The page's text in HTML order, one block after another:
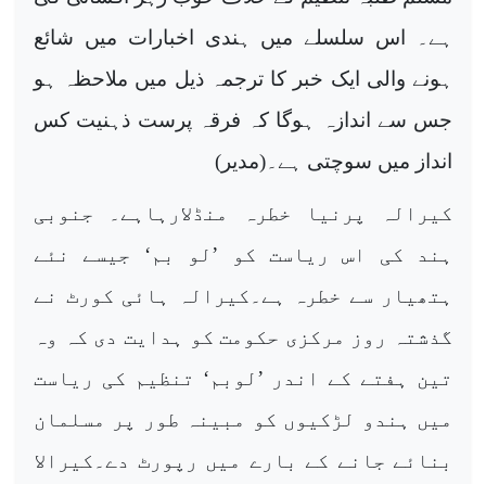
ہے۔ اس سلسلے میں ہندی اخبارات میں شائع
ہونے والی ایک خبر کا ترجمہ ذیل میں ملاحظہ ہو
جس سے اندازہ ہوگا کہ فرقہ پرست ذہنیت کس
انداز میں سوچتی ہے۔(مدیر)
کیرالہ پرنیا خطرہ منڈلارہاہے۔ جنوبی
ہند کی اس ریاست کو ’لو بم‘ جیسے نئے
ہتھیار سے خطرہ ہے۔کیرالہ ہائی کورٹ نے
گذشتہ روز مرکزی حکومت کو ہدایت دی کہ وہ
تین ہفتے کے اندر ’لوبم‘ تنظیم کی ریاست
میں ہندو لڑکیوں کو مبینہ طور پر مسلمان
بنائے جانے کے بارے میں رپورٹ دے۔کیرالا